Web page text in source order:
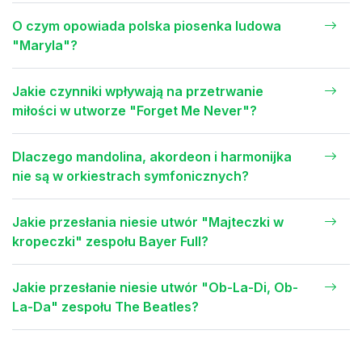
O czym opowiada polska piosenka ludowa
"Maryla"?
Jakie czynniki wpływają na przetrwanie
miłości w utworze "Forget Me Never"?
Dlaczego mandolina, akordeon i harmonijka
nie są w orkiestrach symfonicznych?
Jakie przesłania niesie utwór "Majteczki w
kropeczki" zespołu Bayer Full?
Jakie przesłanie niesie utwór "Ob-La-Di, Ob-
La-Da" zespołu The Beatles?